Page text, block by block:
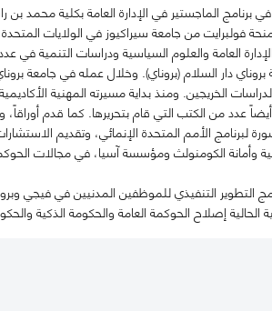
الماجستير في الإدارة العامة بكلية محمد
فولبرايت من جامعة سيراكيوز في الولايات المتحدة
1987 في مجالات الإدارة العامة والعلوم السياسية ودراسات
دار السلام (بروناي). وخلال عمله في جامعة
الخريجين. ومنذ بداية مسيرته المهنية
عدد من الكتب التي قام بتحريرها. كما قدم
لبرنامج الأمم المتحدة الإنمائي، وتقديم
وأمانة الكومنولث ومؤسسة آسيا، في مجالات
التنفيذي للموظفين المدنيين في فيجي
إصلاح الحوكمة العامة والحكومة الذكية